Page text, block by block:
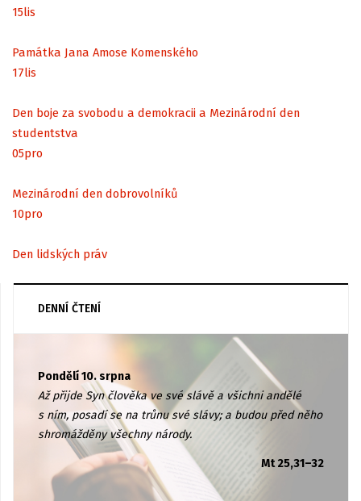
15lis
Památka Jana Amose Komenského
17lis
Den boje za svobodu a demokracii a Mezinárodní den
studentstva
05pro
Mezinárodní den dobrovolníků
10pro
Den lidských práv
DENNÍ ČTENÍ
Pondělí 10. srpna
Až přijde Syn člověka ve své slávě a všichni andělé
s ním, posadí se na trůnu své slávy; a budou před něho
shromážděny všechny národy.
Mt 25,31–32